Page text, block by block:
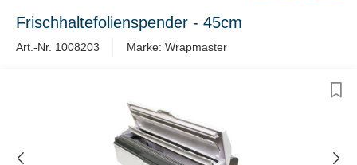
Frischhaltefolienspender - 45cm
Art.-Nr. 1008203 Marke: Wrapmaster